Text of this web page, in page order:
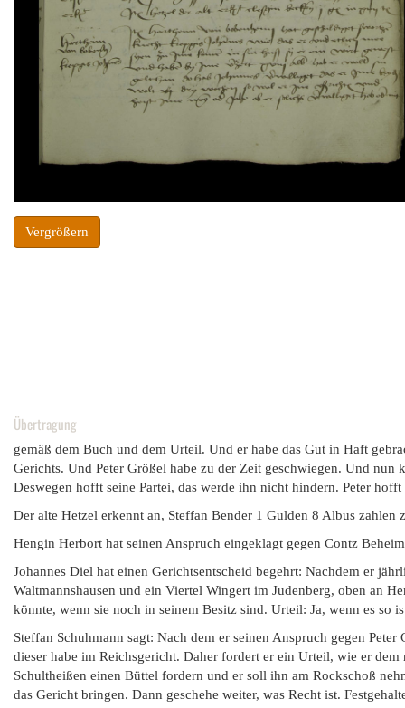
Vergrößern
Übertragung
gemäß dem Buch und dem Urteil. Und er habe das Gut in Haft
Gerichts. Und Peter Größel habe zu der Zeit geschwiegen. Und
Deswegen hofft seine Partei, das werde ihn nicht hindern. Peter
Der alte Hetzel erkennt an, Steffan Bender 1 Gulden 8 Albus zahlen
Hengin Herbort hat seinen Anspruch eingeklagt gegen Contz
Johannes Diel hat einen Gerichtsentscheid begehrt: Nachdem er
Waltmannshausen und ein Viertel Wingert im Judenberg, oben an
könnte, wenn sie noch in seinem Besitz sind. Urteil: Ja, wenn es so
Steffan Schuhmann sagt: Nach dem er seinen Anspruch gegen
dieser habe im Reichsgericht. Daher fordert er ein Urteil, wie er
Schultheißen einen Büttel fordern und er soll ihn am Rockschoß
das Gericht bringen. Dann geschehe weiter, was Recht ist.